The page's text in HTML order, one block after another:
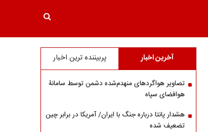
آخرین اخبار پربیننده ترین اخبار
تصاویر هواگردهای منهدم‌شده دشمن توسط سامانۀ
هوافضای سپاه
هشدار پانتا درباره جنگ با ایران/ آمریکا در برابر چین
تضعیف شده